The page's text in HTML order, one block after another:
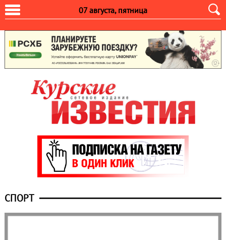
07 августа, пятница
СПОРТ